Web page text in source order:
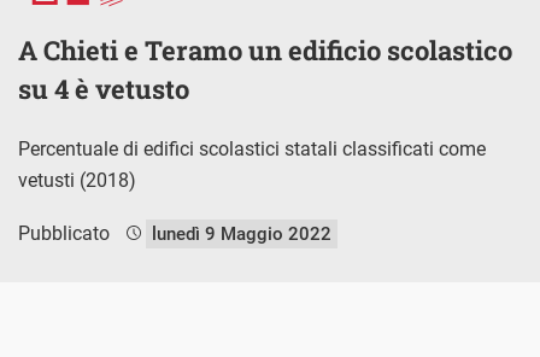
A Chieti e Teramo un edificio scolastico
su 4 è vetusto
Percentuale di edifici scolastici statali classificati come
vetusti (2018)
Pubblicato lunedì 9 Maggio 2022